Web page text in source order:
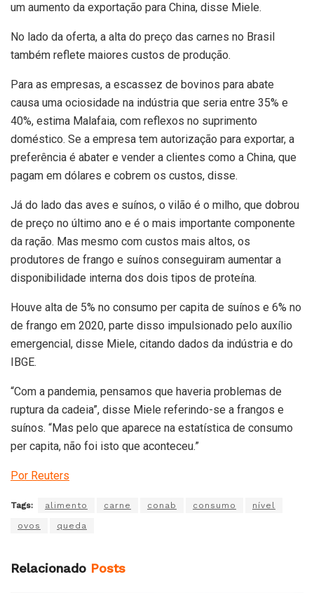
um aumento da exportação para China, disse Miele.
No lado da oferta, a alta do preço das carnes no Brasil
também reflete maiores custos de produção.
Para as empresas, a escassez de bovinos para abate
causa uma ociosidade na indústria que seria entre 35% e
40%, estima Malafaia, com reflexos no suprimento
doméstico. Se a empresa tem autorização para exportar, a
preferência é abater e vender a clientes como a China, que
pagam em dólares e cobrem os custos, disse.
Já do lado das aves e suínos, o vilão é o milho, que dobrou
de preço no último ano e é o mais importante componente
da ração. Mas mesmo com custos mais altos, os
produtores de frango e suínos conseguiram aumentar a
disponibilidade interna dos dois tipos de proteína.
Houve alta de 5% no consumo per capita de suínos e 6% no
de frango em 2020, parte disso impulsionado pelo auxílio
emergencial, disse Miele, citando dados da indústria e do
IBGE.
“Com a pandemia, pensamos que haveria problemas de
ruptura da cadeia”, disse Miele referindo-se a frangos e
suínos. “Mas pelo que aparece na estatística de consumo
per capita, não foi isto que aconteceu.”
Por Reuters
Tags: alimento carne conab consumo nível
ovos queda
Relacionado Posts